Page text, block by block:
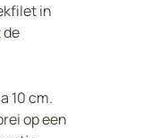
in
10 cm.
op een